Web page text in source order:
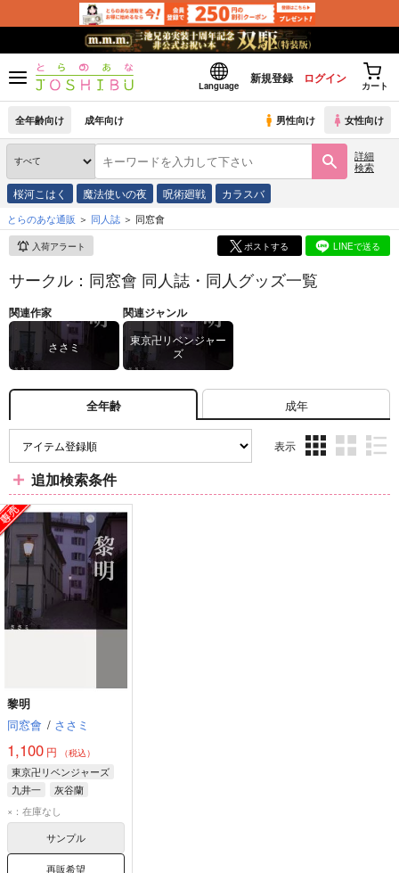
Language
新規登録 ログイン
カート
全年齢向け 成年向け 男性向け 女性向け
詳細
検索
桜河こはく 魔法使いの夜 呪術廻戦 カラスバ
とらのあな通販 同人誌 同窓會
入荷アラート ポストする LINEで送る
サークル：同窓會 同人誌・同人グッズ一覧
関連作家
ささミ
関連ジャンル
東京卍リベンジャー
ズ
全年齢 成年
表示
ム
ム
ム
追加検索条件
黎明
同窓會 / ささミ
1,100 円 （税込）
東京卍リベンジャーズ
九井一
灰谷蘭
×：在庫なし
サンプル
再販希望